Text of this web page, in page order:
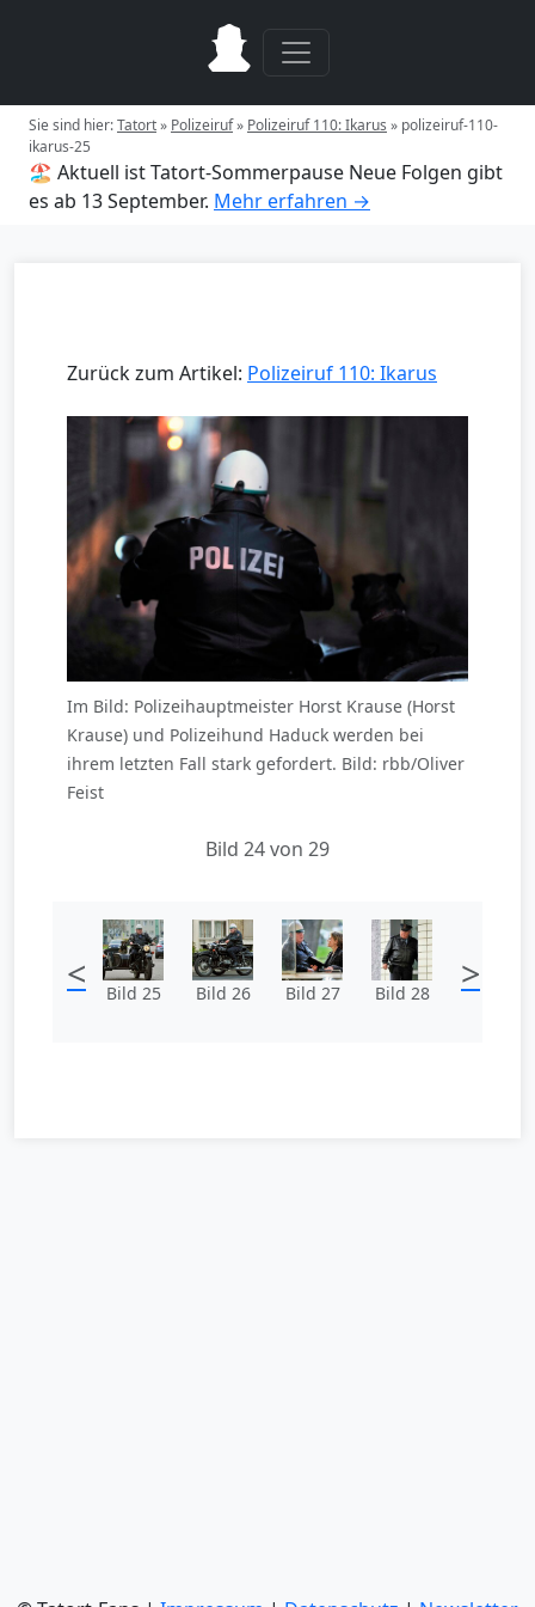
Sie sind hier:Tatort» Polizeiruf» Polizeiruf 110: Ikarus » polizeiruf-110-
ikarus-25
🏖️ Aktuell ist Tatort-Sommerpause Neue Folgen gibt
es ab 13 September. Mehr erfahren →
Zurück zum Artikel: Polizeiruf 110: Ikarus
Im Bild: Polizeihauptmeister Horst Krause (Horst
Krause) und Polizeihund Haduck werden bei
ihrem letzten Fall stark gefordert. Bild: rbb/Oliver
Feist
Bild 24 von 29
< Bild 25 Bild 26 Bild 27 Bild 28 >